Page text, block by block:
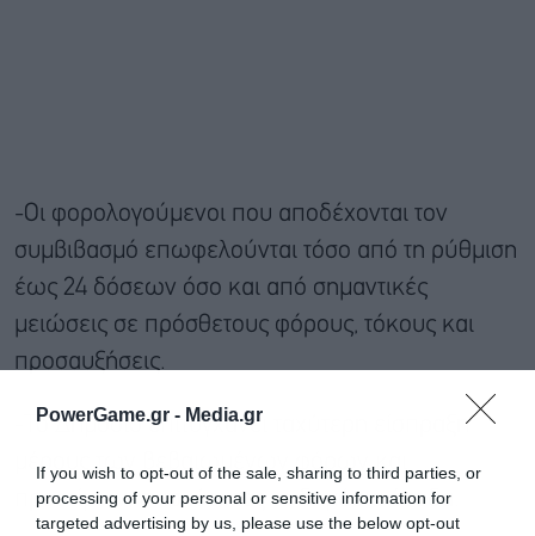
PowerGame.gr - Media.gr
If you wish to opt-out of the sale, sharing to third parties, or
processing of your personal or sensitive information for
targeted advertising by us, please use the below opt-out
-Οι φορολογούμενοι που αποδέχονται τον
συμβιβασμό επωφελούνται τόσο από τη ρύθμιση
έως 24 δόσεων όσο και από σημαντικές
μειώσεις σε πρόσθετους φόρους, τόκους και
προσαυξήσεις.
-Το Δημόσιο επιτυγχάνει ταχύτερη είσπραξη
μέρους των βεβαιωμένων φόρων και
προστίμων, ενισχύοντας τα δημόσια έσοδα.